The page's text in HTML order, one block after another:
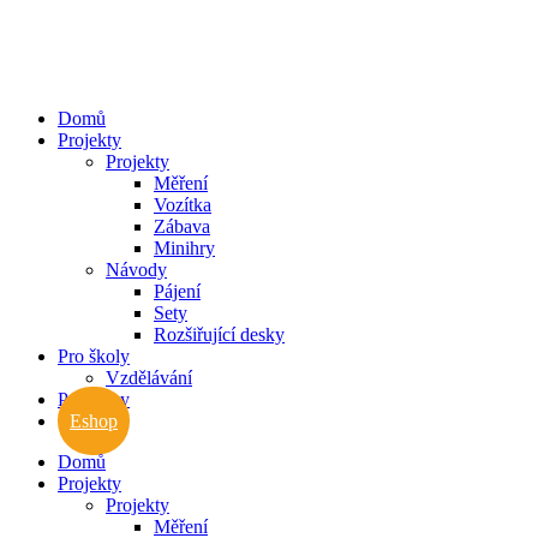
Domů
Projekty
Projekty
Měření
Vozítka
Zábava
Minihry
Návody
Pájení
Sety
Rozšiřující desky
Pro školy
Vzdělávání
Pro firmy
Eshop
Domů
Projekty
Projekty
Měření